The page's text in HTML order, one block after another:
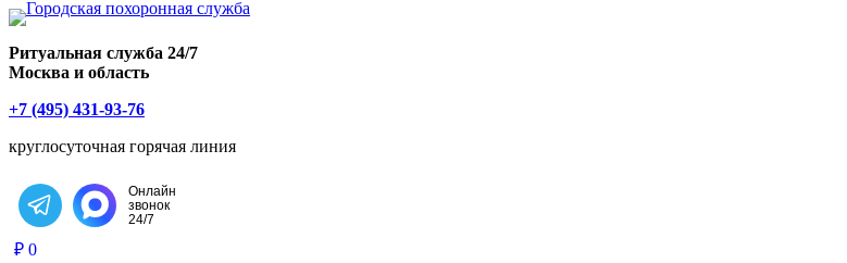
Ритуальная служба 24/7
Москва и область
+7 (495) 431-93-76
круглосуточная горячая линия
Написать в Telegram
Онлайн
звонок
24/7
₽ 0